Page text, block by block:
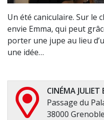
Un été caniculaire. Sur le
envie Emma, qui peut
porter une jupe au lieu
une idée…
CINÉMA JULIET
Passage du
38000 Grenoble